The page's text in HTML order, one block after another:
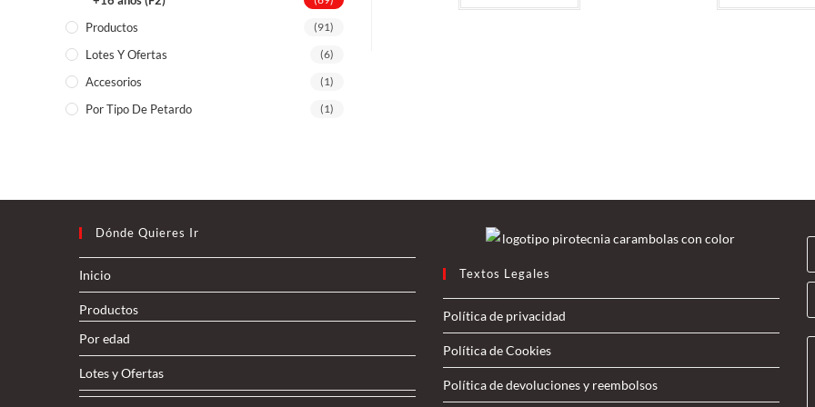
Productos (91)
Lotes Y Ofertas (6)
Accesorios (1)
Por Tipo De Petardo (1)
Dónde Quieres Ir
Inicio
Productos
Por edad
Lotes y Ofertas
Textos Legales
Política de privacidad
Política de Cookies
Política de devoluciones y reembolsos
o
b
r
o
r
e